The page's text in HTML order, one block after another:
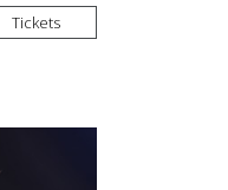
Tickets